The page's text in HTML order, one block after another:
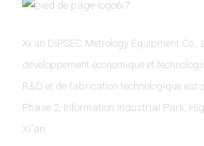
Xi'an DIPSEC Metrology Equipment
développement économique et
R&D et de fabrication technologique est
Phase 2, Information Industrial Park,
Xi'an.